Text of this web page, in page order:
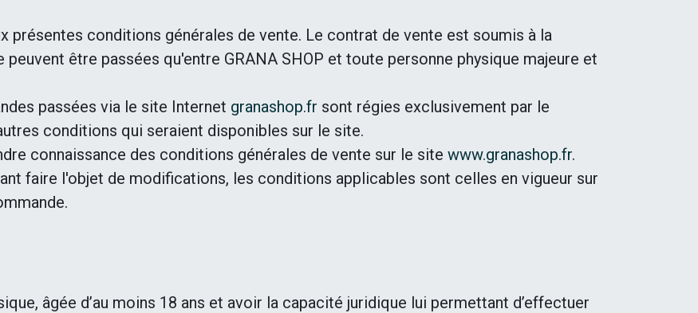
présentes conditions générales de vente. Le contrat de vente est soumis à la
être passées qu'entre GRANA SHOP et toute personne physique majeure et
passées via le site Internet granashop.fr sont régies exclusivement par le
conditions qui seraient disponibles sur le site.
connaissance des conditions générales de vente sur le site www.granashop.fr.
faire l'objet de modifications, les conditions applicables sont celles en vigueur sur
âgée d’au moins 18 ans et avoir la capacité juridique lui permettant d’effectuer